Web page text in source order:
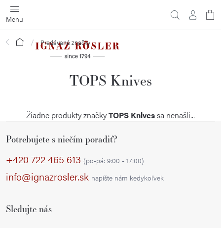
Prejsť
na
obsah
Domov Predávané značky
TOPS Knives
Žiadne produkty značkyTOPS Knivessa nenašli...
Potrebujete s niečím poradiť?
+420 722 465 613 (po-pá: 9:00 - 17:00)
info@ignazrosler.sk napíšte nám kedykoľvek
Sledujte nás